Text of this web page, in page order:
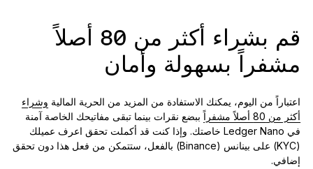
قم بشراء أكثر من 80 أصلاً
مشفراً بسهولة وأمان
اعتباراً من اليوم، يمكنك الاستفادة من المزيد من الحرية المالية وشراء
أكثر من 80 أصلاً مشفراً
ببضع نقرات بينما تبقى مفاتيحك الخاصة آمنة
في Ledger Nano خاصتك. وإذا كنت قد أكملت تحقق اعرف عميلك
(KYC) على بينانس (Binance) بالفعل، ستتمكن من فعل هذا دون تحقق
إضافي.